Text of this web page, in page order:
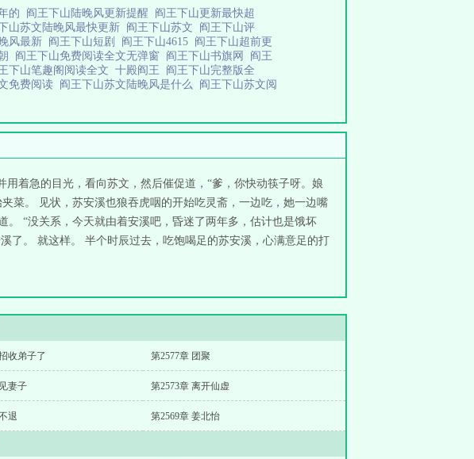
的 阎王下山陆晚风更新提醒 阎王下山更新最快超
山苏文陆晚风最快更新 阎王下山苏文 阎王下山评
风最新 阎王下山短剧 阎王下山4615 阎王下山超前更
阎王下山免费阅读全文无弹窗 阎王下山书旗网 阎王
下山笔趣阁阅读全文 十殿阎王 阎王下山完整版全
免费阅读 阎王下山苏文陆晚风是什么 阎王下山苏文阅
着急的目光，看向苏文，然后催促道，“爹，你快动筷子呀。娘
菜。 见状，苏安溪也狼吞虎咽的开始吃灵斋，一边吃，她一边嘴
。 “没关系，今天就由着安溪吧，昏迷了两年多，估计也是饿坏
了。 就这样。 半个时辰过去，吃饱喝足的苏安溪，心满意足的打
收弟子了 第2577章 团聚
妻子 第2573章 离开仙虚
退 第2569章 姜北怡